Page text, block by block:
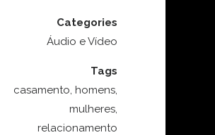
Categories
Áudio e Vídeo
Tags
casamento,homens,
mulheres,
relacionamento